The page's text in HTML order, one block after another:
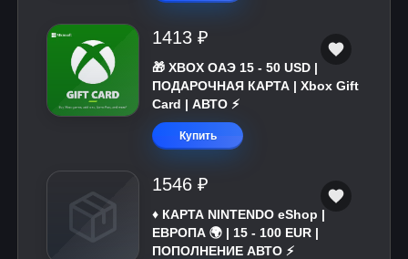
1413 ₽
🎁 XBOX ОАЭ 15 - 50 USD |
ПОДАРОЧНАЯ КАРТА | Xbox Gift
Card | АВТО ⚡
Купить
1546 ₽
♦️ КАРТА NINTENDO eShop |
ЕВРОПА 🌍 | 15 - 100 EUR |
ПОПОЛНЕНИЕ АВТО ⚡